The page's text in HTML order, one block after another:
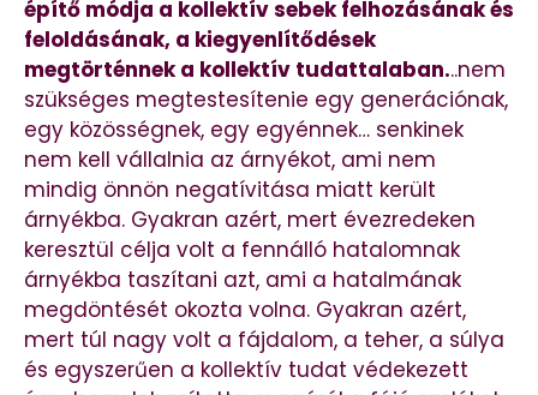
építő módja a kollektív sebek felhozásának és
feloldásának, a kiegyenlítődések
megtörténnek a kollektív tudattalaban...nem
szükséges megtestesítenie egy generációnak,
egy közösségnek, egy egyénnek… senkinek
nem kell vállalnia az árnyékot, ami nem
mindig önnön negatívitása miatt került
árnyékba. Gyakran azért, mert évezredeken
keresztül célja volt a fennálló hatalomnak
árnyékba taszítani azt, ami a hatalmának
megdöntését okozta volna. Gyakran azért,
mert túl nagy volt a fájdalom, a teher, a súlya
és egyszerűen a kollektív tudat védekezett